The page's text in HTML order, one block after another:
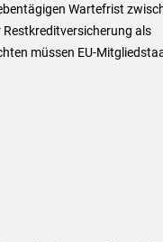
Wartefrist
als
müssen EU-